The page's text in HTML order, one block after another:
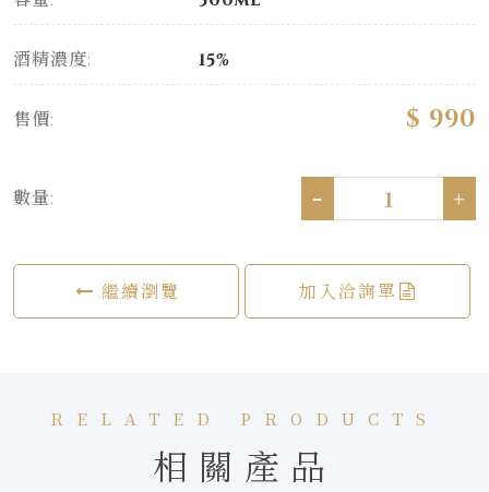
酒精濃度: 15%
售價: $ 990
數量: - +
繼續瀏覽 加入洽詢單
RELATED PRODUCTS
相關產品